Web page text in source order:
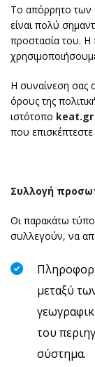
Το απόρρητο των
είναι πολύ
προστασία του. Η
Η συναίνεση σας
όρους της
ιστότοπο keat.gr
που
Συλλογή
Οι παρακάτω
συλλεγούν, να
μεταξύ
του
σύστημα.